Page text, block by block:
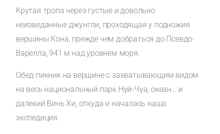
Крутая тропа через густые и довольно
неизведанные джунгли, проходящая у подножия
вершины Кона, прежде чем добраться до Псевдо-
Варелла, 941 м над уровнем моря.
Обед-пикник на вершине с захватывающим видом
на весь национальный парк Нуй-Чуа, океан… и
далекий Винь Хи, откуда и началась наша
экспедиция.